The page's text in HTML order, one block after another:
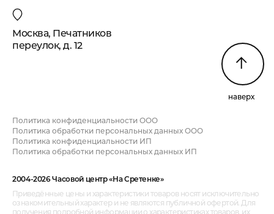
Москва, Печатников
переулок, д. 12
наверх
Политика конфиденциальности ООО
Политика обработки персональных данных ООО
Политика конфиденциальности ИП
Политика обработки персональных данных ИП
2004-2026 Часовой центр «На Сретенке»
Приведённые цены и характеристики товаров носят исключительно
ознакомительный характер и не являются публичной офертой. Для
получения подробной информации о характеристиках товаров, их